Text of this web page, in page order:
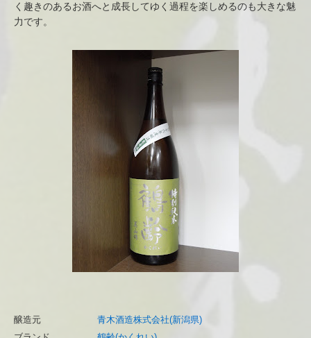
く趣きのあるお酒へと成長してゆく過程を楽しめるのも大きな魅
力です。
醸造元
青木酒造株式会社(新潟県)